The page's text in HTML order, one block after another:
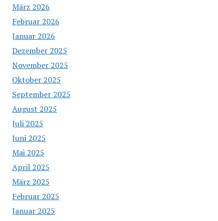
März 2026
Februar 2026
Januar 2026
Dezember 2025
November 2025
Oktober 2025
September 2025
August 2025
Juli 2025
Juni 2025
Mai 2025
April 2025
März 2025
Februar 2025
Januar 2025